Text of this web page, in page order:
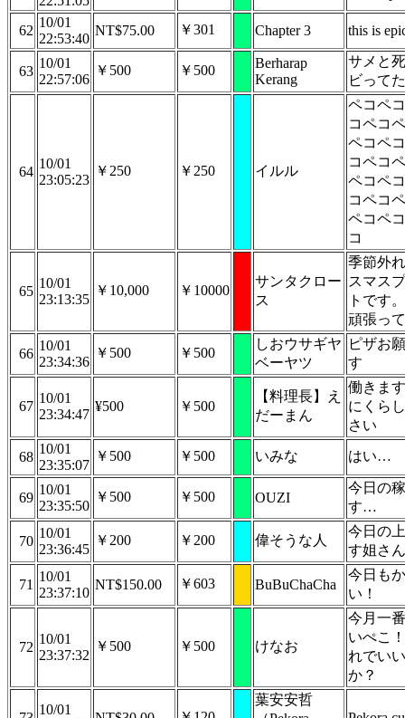
62
10/01
22:53:40
NT$75.00 ￥301 Chapter 3 this is
63
10/01
22:57:06
￥500 ￥500
Berharap
Kerang
サメと
ビって
64
10/01
23:05:23
￥250 ￥250 イルル
ペコペ
コペコ
ペコペ
コペコ
ペコペ
コペコ
ペコペ
コ
65
10/01
23:13:35
￥10,000 ￥10000
サンタクロー
ス
季節外
スマス
トです
頑張っ
66
10/01
23:34:36
￥500 ￥500
しおウサギヤ
ベーヤツ
ピザお
す
67
10/01
23:34:47
¥500 ￥500
【料理長】え
だーまん
働きま
にくら
さい
68
10/01
23:35:07
￥500 ￥500 いみな はい…
69
10/01
23:35:50
￥500 ￥500 OUZI
今日の
す…
70
10/01
23:36:45
￥200 ￥200 偉そうな人
今日の
す姐さん
71
10/01
23:37:10
NT$150.00 ￥603 BuBuChaCha
今日も
い！
72
10/01
23:37:32
￥500 ￥500 けなお
今月一
いぺこ
れでい
か？
10/01
葉安安哲